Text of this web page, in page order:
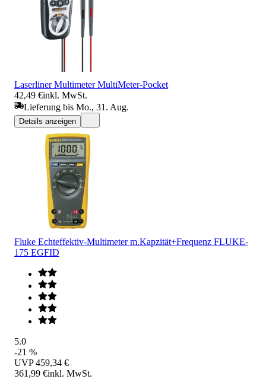
Laserliner Multimeter MultiMeter-Pocket
42,49 €inkl. MwSt.
Lieferung bis Mo., 31. Aug.
Details anzeigen
Fluke Echteffektiv-Multimeter m.Kapzität+Frequenz FLUKE-
175 EGFID
5.0
-21 %
UVP 459,34 €
361,99 €inkl. MwSt.